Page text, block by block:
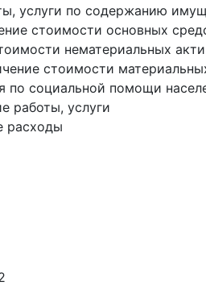
услуги по содержанию
стоимости основных
нематериальных
стоимости
по социальной помощи
работы, услуги
расходы